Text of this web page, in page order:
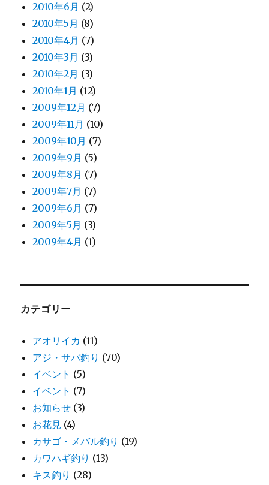
2010年6月 (2)
2010年5月 (8)
2010年4月 (7)
2010年3月 (3)
2010年2月 (3)
2010年1月 (12)
2009年12月 (7)
2009年11月 (10)
2009年10月 (7)
2009年9月 (5)
2009年8月 (7)
2009年7月 (7)
2009年6月 (7)
2009年5月 (3)
2009年4月 (1)
カテゴリー
アオリイカ (11)
アジ・サバ釣り (70)
イベント (5)
イベント (7)
お知らせ (3)
お花見 (4)
カサゴ・メバル釣り (19)
カワハギ釣り (13)
キス釣り (28)